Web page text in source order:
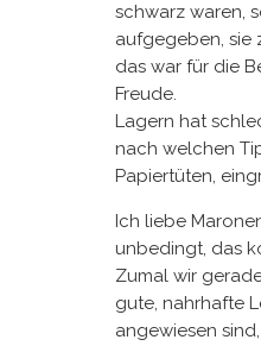
schwarz waren,
aufgegeben, sie
das war für die
Freude.
Lagern hat
nach welchen
Papiertüten,
Ich liebe
unbedingt, das
Zumal wir
gute, nahrhafte
angewiesen